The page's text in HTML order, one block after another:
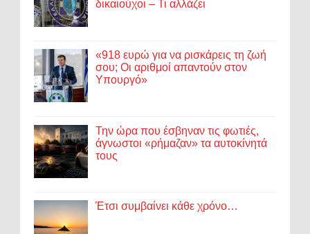
δικαιούχοι – Τι αλλάζει
«918 ευρώ για να ρισκάρεις τη ζωή
σου; Οι αριθμοί απαντούν στον
Υπουργό»
Την ώρα που έσβηναν τις φωτιές,
άγνωστοι «ρήμαζαν» τα αυτοκίνητά
τους
Έτσι συμβαίνει κάθε χρόνο…